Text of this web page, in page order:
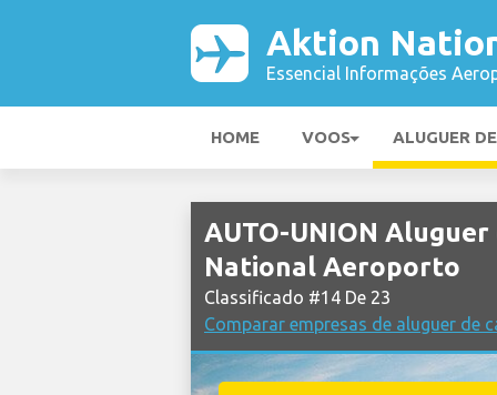
Aktion
Essencial Informações
HOME VOOS ALUGUER
AUTO-UNION
National Aeroporto
Classificado #14 De 23
Comparar empresas de aluguer de